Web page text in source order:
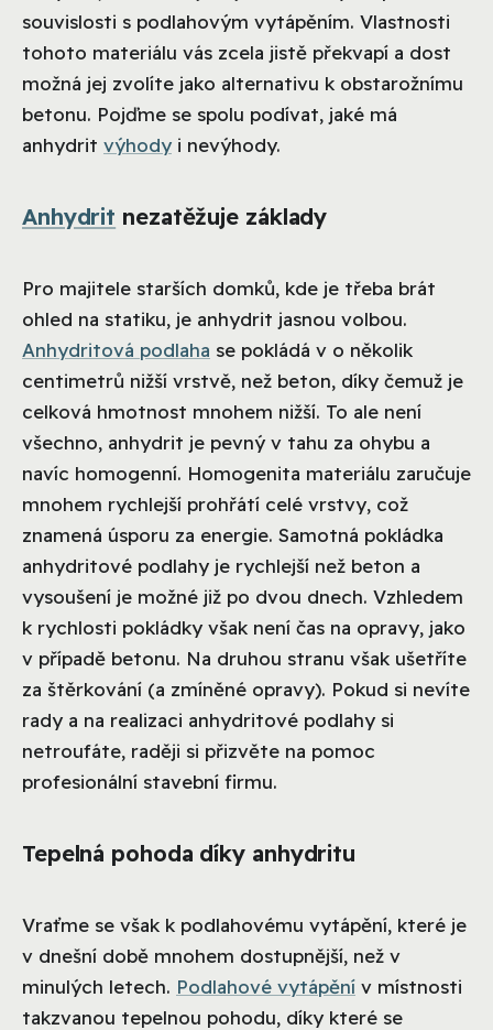
souvislosti s podlahovým vytápěním. Vlastnosti
tohoto materiálu vás zcela jistě překvapí a dost
možná jej zvolíte jako alternativu k obstarožnímu
betonu. Pojďme se spolu podívat, jaké má
anhydrit výhody i nevýhody.
Anhydrit nezatěžuje základy
Pro majitele starších domků, kde je třeba brát
ohled na statiku, je anhydrit jasnou volbou.
Anhydritová podlaha se pokládá v o několik
centimetrů nižší vrstvě, než beton, díky čemuž je
celková hmotnost mnohem nižší. To ale není
všechno, anhydrit je pevný v tahu za ohybu a
navíc homogenní. Homogenita materiálu zaručuje
mnohem rychlejší prohřátí celé vrstvy, což
znamená úsporu za energie. Samotná pokládka
anhydritové podlahy je rychlejší než beton a
vysoušení je možné již po dvou dnech. Vzhledem
k rychlosti pokládky však není čas na opravy, jako
v případě betonu. Na druhou stranu však ušetříte
za štěrkování (a zmíněné opravy). Pokud si nevíte
rady a na realizaci anhydritové podlahy si
netroufáte, raději si přizvěte na pomoc
profesionální stavební firmu.
Tepelná pohoda díky anhydritu
Vraťme se však k podlahovému vytápění, které je
v dnešní době mnohem dostupnější, než v
minulých letech. Podlahové vytápění v místnosti
takzvanou tepelnou pohodu, díky které se